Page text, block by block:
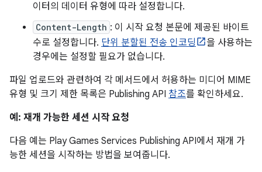
이터의 데이터 유형에 따라 설정합니다.
Content-Length : 이 시작 요청 본문에 제공된 바이트
수로 설정합니다. 단위 분할된 전송 인코딩
을 사용하는
경우에는 설정할 필요가 없습니다.
파일 업로드와 관련하여 각 메서드에서 허용하는 미디어 MIME
유형 및 크기 제한 목록은 Publishing API 참조를 확인하세요.
예: 재개 가능한 세션 시작 요청
다음 예는 Play Games Services Publishing API에서 재개 가
능한 세션을 시작하는 방법을 보여줍니다.